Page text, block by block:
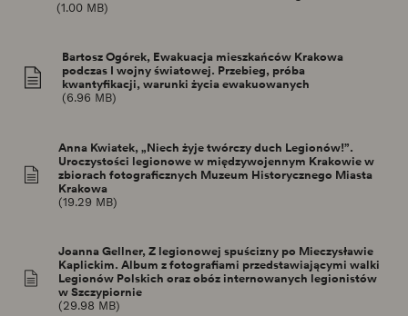
(1.00 MB)
Bartosz Ogórek, Ewakuacja mieszkańców Krakowa
podczas I wojny światowej. Przebieg, próba
kwantyfikacji, warunki życia ewakuowanych
(6.96 MB)
Anna Kwiatek, „Niech żyje twórczy duch Legionów!”.
Uroczystości legionowe w międzywojennym Krakowie w
zbiorach fotograficznych Muzeum Historycznego Miasta
Krakowa
(19.29 MB)
Joanna Gellner, Z legionowej spuścizny po Mieczysławie
Kaplickim. Album z fotografiami przedstawiającymi walki
Legionów Polskich oraz obóz internowanych legionistów
w Szczypiornie
(29.98 MB)